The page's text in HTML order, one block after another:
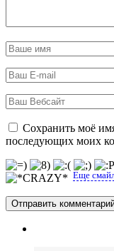
Сохранить моё
последующих моих
Еще